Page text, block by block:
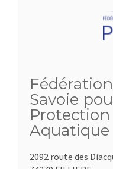
Savoie
Aquatique
2092 route des